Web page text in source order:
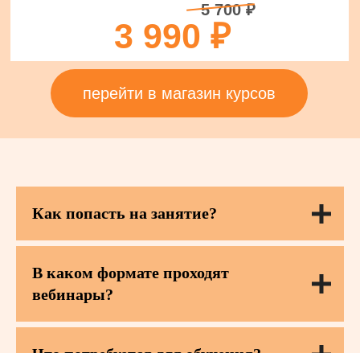
перейти в магазин курсов
3 990 ₽
5 700 ₽
Как попасть на занятие?
В каком формате проходят
вебинары?